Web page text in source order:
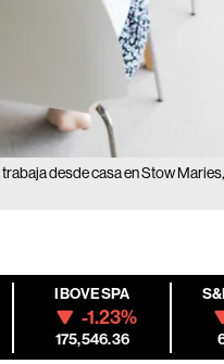
desde casa en Stow
IBOVESPA
-1.23%
175,546.36